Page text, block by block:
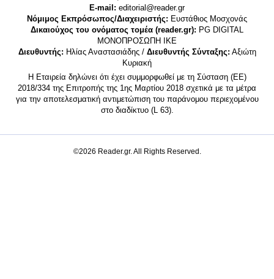
E-mail: editorial@reader.gr
Νόμιμος Εκπρόσωπος/Διαχειριστής: Ευστάθιος Μοσχονάς
Δικαιούχος του ονόματος τομέα (reader.gr): PG DIGITAL
MONΟΠΡΟΣΩΠΗ ΙΚΕ
Διευθυντής: Ηλίας Αναστασιάδης / Διευθυντής Σύνταξης: Αξιώτη
Κυριακή
Η Εταιρεία δηλώνει ότι έχει συμμορφωθεί με τη Σύσταση (ΕΕ)
2018/334 της Επιτροπής της 1ης Μαρτίου 2018 σχετικά με τα μέτρα
για την αποτελεσματική αντιμετώπιση του παράνομου περιεχομένου
στο διαδίκτυο (L 63).
©2026 Reader.gr. All Rights Reserved.